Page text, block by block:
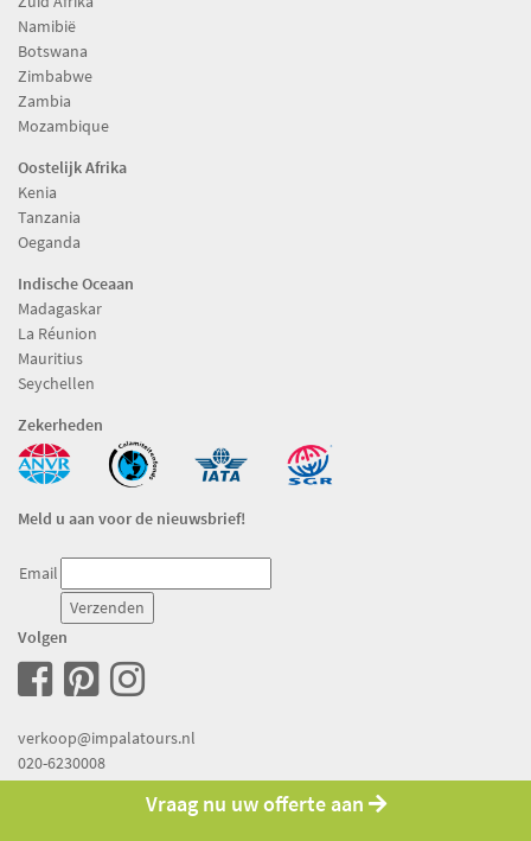
Vraag nu uw offerte aan
Namibië
Botswana
Zimbabwe
Zambia
Mozambique
Oostelijk Afrika
Kenia
Tanzania
Oeganda
Indische Oceaan
Madagaskar
La Réunion
Mauritius
Seychellen
Zekerheden
Meld u aan voor de nieuwsbrief!
Email
Volgen
verkoop@impalatours.nl
020-6230008